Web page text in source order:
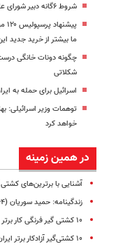
شروط ۶گانه دبیر شورای عالی امنیت ملی برای بازگشایی تنگه هرمز
ما بیشتر از خرید جدید
چگونه دونات خانگی
شکلاتی
اسرائیل برای حمله به
توهمات وزیر اسرائیلی:
خواهد کرد
در همین زمینه
آشنایی با برترین‌های کشتی
زندگینامه: حمید سوریان (۱۳۶۴-)
۱۰ کشتی گیر فرنگی کار برتر ایران در مسابقات المپیک و جهانی تا سال ۱۳۸۹
۱۰ کشتی‌گیر آزادکار برتر ایران در مسابقات المپیک و جهانی تا سال ۱۳۸۹